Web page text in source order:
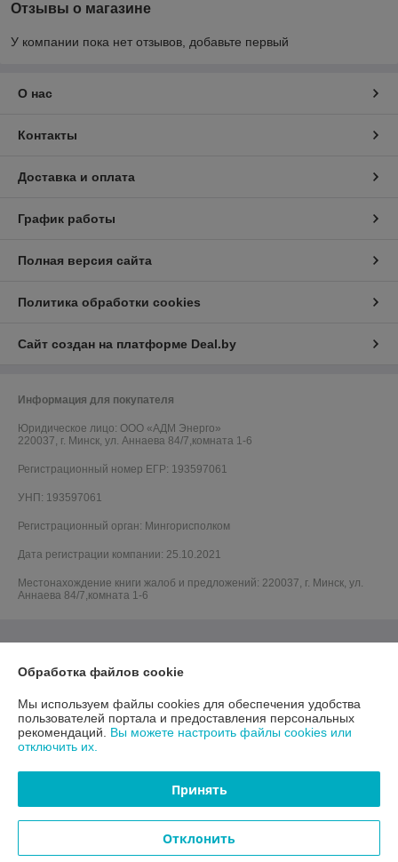
Отзывы о магазине
У компании пока нет отзывов, добавьте первый
О нас
Контакты
Доставка и оплата
График работы
Полная версия сайта
Политика обработки cookies
Сайт создан на платформе Deal.by
Информация для покупателя
Юридическое лицо: ООО «АДМ Энерго»
220037, г. Минск, ул. Аннаева 84/7,комната 1-6
Регистрационный номер ЕГР: 193597061
УНП: 193597061
Регистрационный орган: Мингорисполком
Дата регистрации компании: 25.10.2021
Местонахождение книги жалоб и предложений: 220037, г. Минск, ул.
Аннаева 84/7,комната 1-6
Обработка файлов cookie
Мы используем файлы cookies для обеспечения удобства
пользователей портала и предоставления персональных
рекомендаций. Вы можете настроить файлы cookies или
отключить их.
Принять
Отклонить